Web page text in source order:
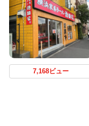
7,168ビュー